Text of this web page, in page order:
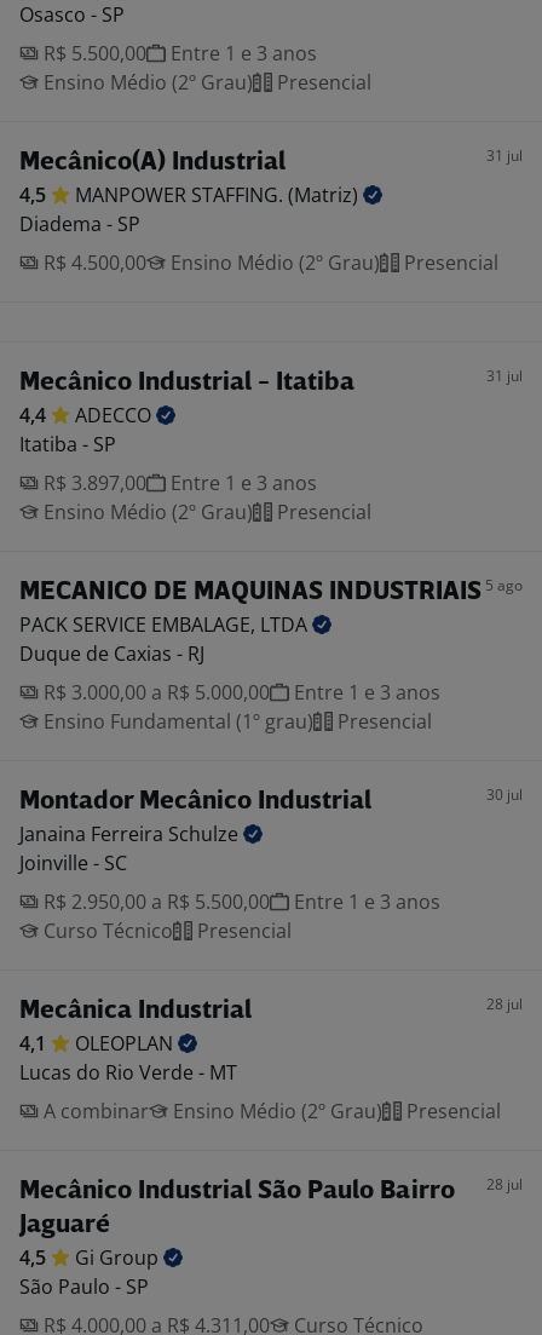
Osasco - SP
R$ 5.500,00
Entre 1 e 3 anos
Ensino Médio (2º Grau)
Presencial
Mecânico(A) Industrial 31 jul
4,5 MANPOWER STAFFING. (Matriz)
Diadema - SP
R$ 4.500,00
Ensino Médio (2º Grau) Presencial
Mecânico Industrial - Itatiba 31 jul
4,4
ADECCO
Itatiba - SP
R$ 3.897,00
Entre 1 e 3 anos
Ensino Médio (2º Grau)
Presencial
MECANICO DE MAQUINAS INDUSTRIAIS 5 ago
PACK SERVICE EMBALAGE, LTDA
Duque de Caxias - RJ
R$ 3.000,00 a R$ 5.000,00
Entre 1 e 3 anos
Ensino Fundamental (1º grau)
Presencial
Montador Mecânico Industrial 30 jul
Janaina Ferreira Schulze
Joinville - SC
R$ 2.950,00 a R$ 5.500,00
Entre 1 e 3 anos
Curso Técnico
Presencial
Mecânica Industrial 28 jul
4,1
OLEOPLAN
Lucas do Rio Verde - MT
A combinar
Ensino Médio (2º Grau) Presencial
Mecânico Industrial São Paulo Bairro
Jaguaré
28 jul
4,5 Gi Group
São Paulo - SP
R$ 4.000,00 a R$ 4.311,00
Curso Técnico